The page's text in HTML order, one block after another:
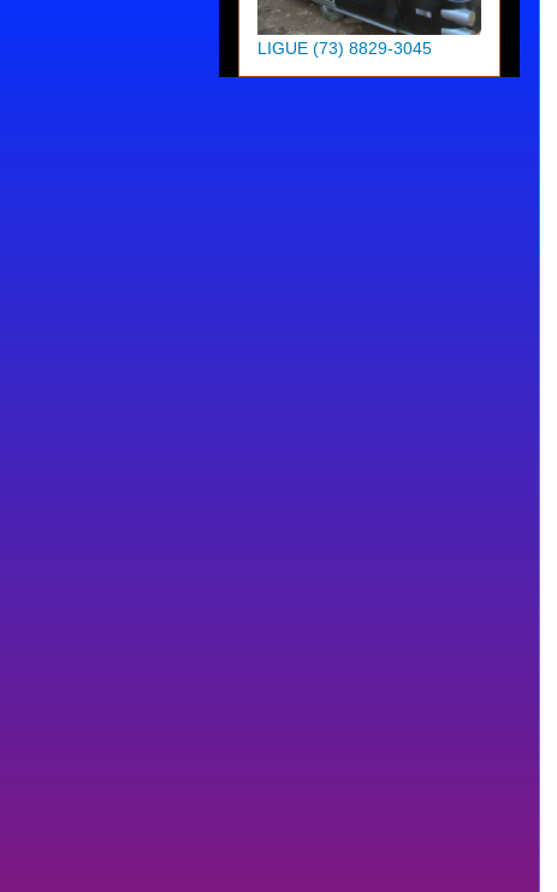
LIGUE (73) 8829-3045